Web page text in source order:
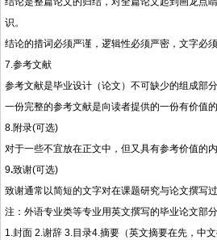
识。
结论的措词必须严谨，逻辑性必须严密，文字必
7.参考文献
参考文献是毕业设计（论文）不可缺少的组成部
一份完整的参考文献是向读者提供的一份有价值的
8.附录(可选)
对于一些不宜放在正文中，但又具有参考价值的
9.致谢(可选)
致谢通常以简短的文字对在课题研究与论文撰写
注：外语专业类等专业用英文撰写的毕业论文部
1.封面 2.谢辞 3.目录4.摘要（英文摘要在先，中